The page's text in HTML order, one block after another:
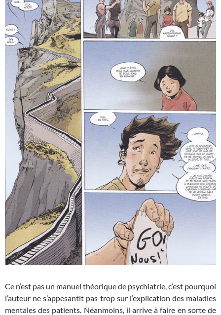
Ce n’est pas un manuel théorique de psychiatrie, c’est pourquoi
l’auteur ne s’appesantit pas trop sur l’explication des maladies
mentales des patients. Néanmoins, il arrive à faire en sorte de